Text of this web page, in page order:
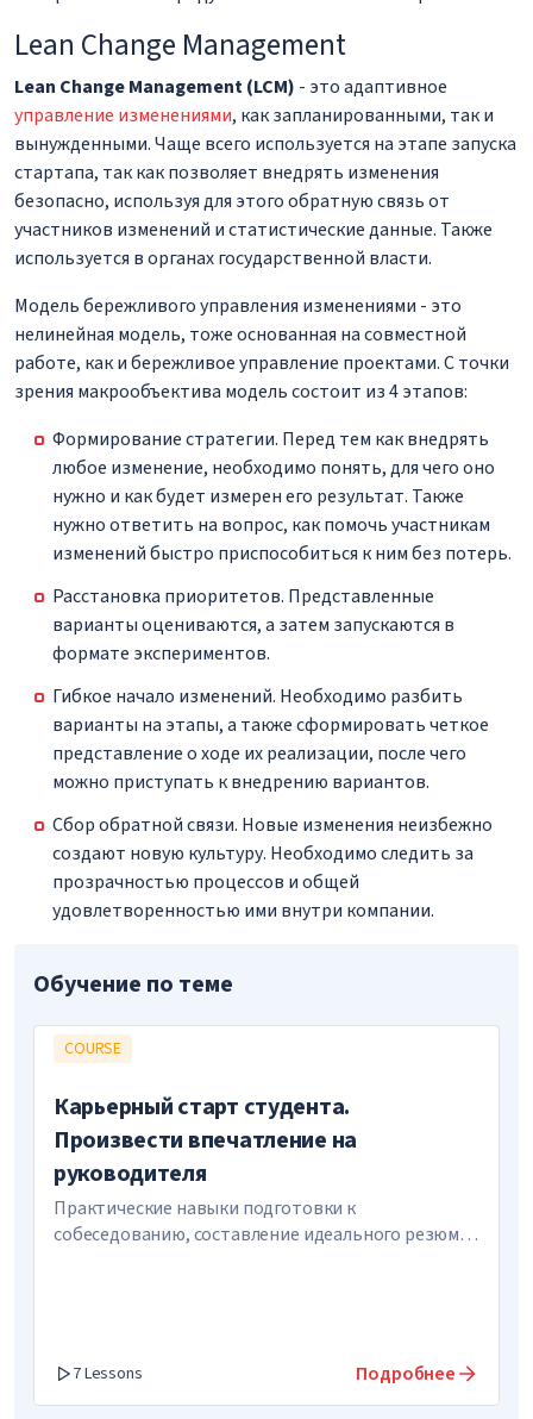
Lean Change Management
Lean Change Management (LCM) - это адаптивное
управление изменениями, как запланированными, так и
вынужденными. Чаще всего используется на этапе запуска
стартапа, так как позволяет внедрять изменения
безопасно, используя для этого обратную связь от
участников изменений и статистические данные. Также
используется в органах государственной власти.
Модель бережливого управления изменениями - это
нелинейная модель, тоже основанная на совместной
работе, как и бережливое управление проектами. С точки
зрения макрообъектива модель состоит из 4 этапов:
Формирование стратегии. Перед тем как внедрять
любое изменение, необходимо понять, для чего оно
нужно и как будет измерен его результат. Также
нужно ответить на вопрос, как помочь участникам
изменений быстро приспособиться к ним без потерь.
Расстановка приоритетов. Представленные
варианты оцениваются, а затем запускаются в
формате экспериментов.
Гибкое начало изменений. Необходимо разбить
варианты на этапы, а также сформировать четкое
представление о ходе их реализации, после чего
можно приступать к внедрению вариантов.
Сбор обратной связи. Новые изменения неизбежно
создают новую культуру. Необходимо следить за
прозрачностью процессов и общей
удовлетворенностью ими внутри компании.
Обучение по теме
COURSE
Карьерный старт студента.
Произвести впечатление на
руководителя
Практические навыки подготовки к
собеседованию, составление идеального резюме,
7 Lessons Подробнее